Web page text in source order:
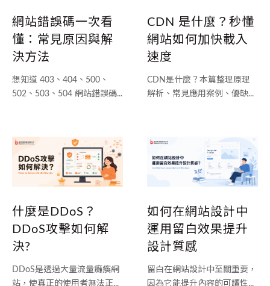
網站錯誤碼一次看
懂：常見原因與解
決方法
想知道 403、404、500、
502、503、504 網站錯誤碼...
CDN 是什麼？秒懂
網站如何加快載入
速度
CDN是什麼？本篇整理原理
解析、常見應用案例、優缺...
什麼是DDoS？
DDoS攻擊如何解
決?
DDoS是透過大量流量癱瘓網
站，使真正的使用者無法正...
如何在網站設計中
運用留白效果提升
設計質感
留白在網站設計中至關重要，
因為它能提升內容的可讀性...